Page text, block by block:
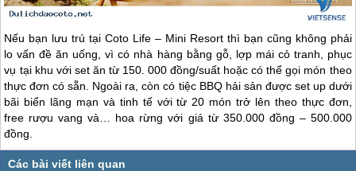
Nếu bạn lưu trú tại Coto Life – Mini Resort thì bạn cũng không phải
lo vấn đề ăn uống, vì có nhà hàng bằng gỗ, lợp mái cỏ tranh, phục
vụ tại khu với set ăn từ 150. 000 đồng/suất hoặc có thể gọi món theo
thực đơn có sẵn. Ngoài ra, còn có tiệc BBQ hải sản được set up dưới
bãi biển lãng mạn và tinh tế với từ 20 món trở lên theo thực đơn,
free rượu vang và… hoa rừng với giá từ 350.000 đồng – 500.000
đồng.